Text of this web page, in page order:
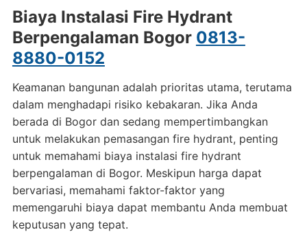
Biaya Instalasi Fire Hydrant
Berpengalaman Bogor 0813-
8880-0152
Keamanan bangunan adalah prioritas utama, terutama
dalam menghadapi risiko kebakaran. Jika Anda
berada di Bogor dan sedang mempertimbangkan
untuk melakukan pemasangan fire hydrant, penting
untuk memahami biaya instalasi fire hydrant
berpengalaman di Bogor. Meskipun harga dapat
bervariasi, memahami faktor-faktor yang
memengaruhi biaya dapat membantu Anda membuat
keputusan yang tepat.